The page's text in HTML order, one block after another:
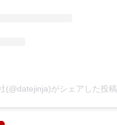
(@datejinja)がシェアした投稿